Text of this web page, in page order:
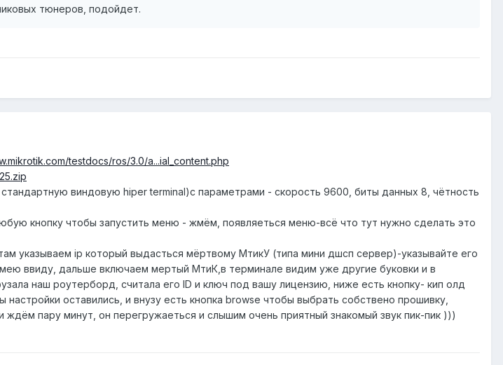
тюнеров, подойдет.
testdocs/ros/3.0/a...ial_content.php
виндовую hiper terminal)с параметрами - скорость 9600, биты данных 8, чётность
кнопку чтобы запустить меню - жмём, появляеться меню-всё что тут нужно сделать это
указываем ip который выдасться мёртвому МтикУ (типа мини дшсп сервер)-указывайте его
ввиду, дальше включаем мертый МтиК,в терминале видим уже другие буковки и в
наш роутерборд, считала его ID и ключ под вашу лицензию, ниже есть кнопку- кип олд
оставились, и внузу есть кнопка browse чтобы выбрать собствено прошивку,
пару минут, он перегружаеться и слышим очень приятный знакомый звук пик-пик )))